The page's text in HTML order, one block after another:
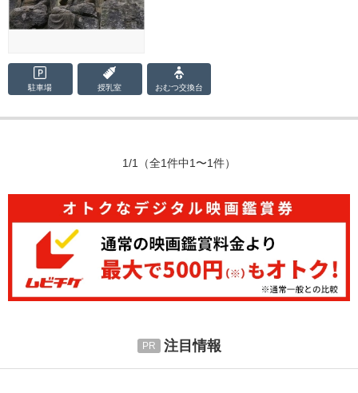
駐車場 授乳室 おむつ交換台
1/1 （全1件中1〜1件）
注目情報